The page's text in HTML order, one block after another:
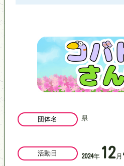
団体名 県
活動日 2024年 12 月